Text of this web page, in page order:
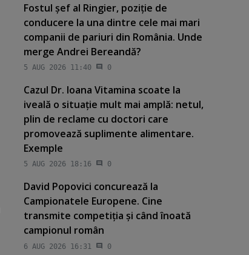
Fostul şef al Ringier, poziţie de
conducere la una dintre cele mai mari
companii de pariuri din România. Unde
merge Andrei Bereandă?
5 AUG 2026 11:40 0
Cazul Dr. Ioana Vitamina scoate la
iveală o situaţie mult mai amplă: netul,
plin de reclame cu doctori care
promovează suplimente alimentare.
Exemple
5 AUG 2026 18:16 0
David Popovici concurează la
Campionatele Europene. Cine
transmite competiţia şi când înoată
campionul român
6 AUG 2026 16:31 0